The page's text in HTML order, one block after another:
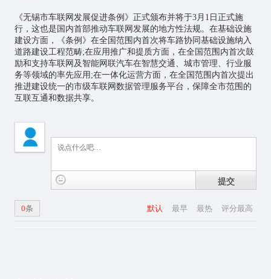
《无锡市车联网发展促进条例》正式颁布并将于3月1日正式施
行，这也是国内首部推动车联网发展的地方性法规。在基础设施
建设方面，《条例》在全国范围内首次将车路协同基础设施纳入
道路建设工程范畴;在应用推广和提质方面，在全国范围内首次鼓
励和支持车联网及智能网联汽车在智慧交通、城市管理、行业服
务等领域的率先应用;在一体化运营方面，在全国范围内首次提出
推进建设统一的市级车联网数据管理服务平台，保障全市范围的
互联互通和数据共享。
提交
默认 最早 最热 评分最高
0条